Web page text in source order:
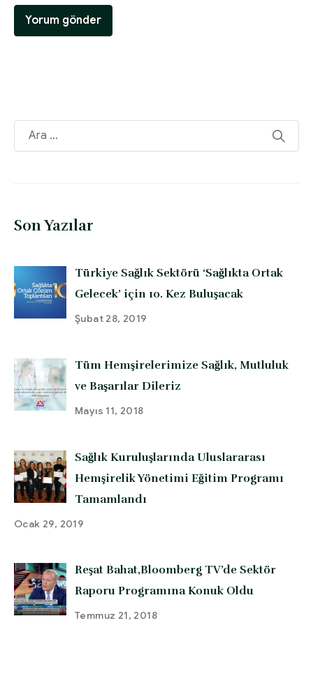
Son Yazılar
Türkiye Sağlık Sektörü ‘Sağlıkta Ortak
Gelecek’ için 10. Kez Buluşacak
Şubat 28, 2019
Tüm Hemşirelerimize Sağlık, Mutluluk
ve Başarılar Dileriz
Mayıs 11, 2018
Sağlık Kuruluşlarında Uluslararası
Hemşirelik Yönetimi Eğitim Programı
Tamamlandı
Ocak 29, 2019
Reşat Bahat,Bloomberg TV’de Sektör
Raporu Programına Konuk Oldu
Temmuz 21, 2018